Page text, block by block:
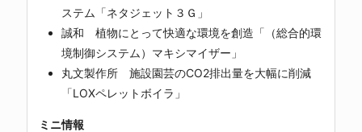
ステム「ネタジェット３Ｇ」
誠和 植物にとって快適な環境を創造「（総合的環
境制御システム）マキシマイザー」
丸文製作所 施設園芸のCO2排出量を大幅に削減
「LOXペレットボイラ」
ミニ情報